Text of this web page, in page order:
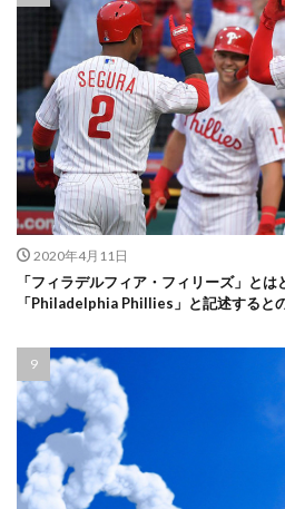
2020年4月11日
「フィラデルフィア・フィリーズ」と
「Philadelphia Phillies」と記述するとの